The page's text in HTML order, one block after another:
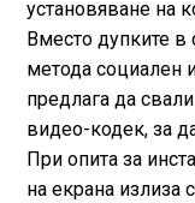
установяване на
Вместо дупките в
метода социален
предлага да
видео-кодек, за
При опита за
на екрана излиза